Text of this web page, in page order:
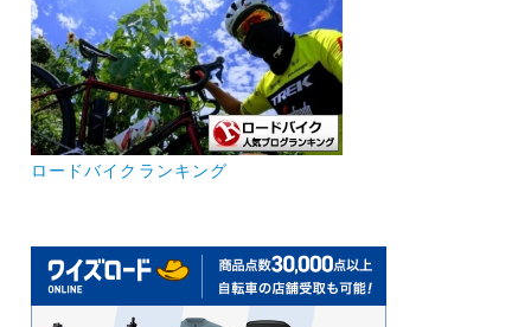
ロードバイクランキング